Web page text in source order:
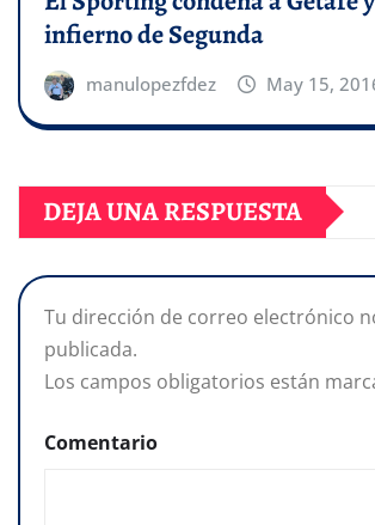
infierno de Segunda
manulopezfdez May 15,
DEJA UNA RESPUESTA
Tu dirección de correo electrónico
publicada.
Los campos obligatorios están
Comentario